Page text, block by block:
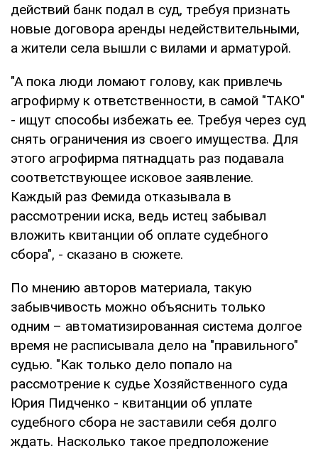
действий банк подал в суд, требуя признать
новые договора аренды недействительными,
а жители села вышли с вилами и арматурой.
"А пока люди ломают голову, как привлечь
агрофирму к ответственности, в самой "ТАКО"
- ищут способы избежать ее. Требуя через суд
снять ограничения из своего имущества. Для
этого агрофирма пятнадцать раз подавала
соответствующее исковое заявление.
Каждый раз Фемида отказывала в
рассмотрении иска, ведь истец забывал
вложить квитанции об оплате судебного
сбора", - сказано в сюжете.
По мнению авторов материала, такую
забывчивость можно объяснить только
одним – автоматизированная система долгое
время не расписывала дело на "правильного"
судью. "Как только дело попало на
рассмотрение к судье Хозяйственного суда
Юрия Пидченко - квитанции об уплате
судебного сбора не заставили себя долго
ждать. Насколько такое предположение